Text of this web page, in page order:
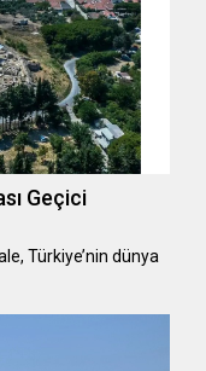
Geçici
Türkiye’nin dünya